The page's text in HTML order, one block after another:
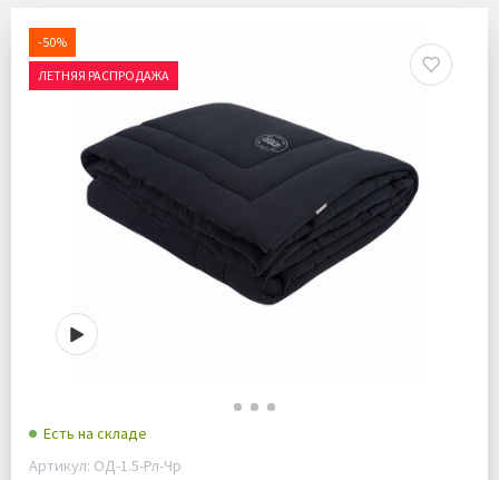
-50%
ЛЕТНЯЯ РАСПРОДАЖА
Есть на складе
Артикул: ОД-1.5-Рл-Чр